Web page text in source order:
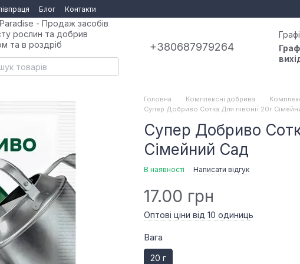
Блог Контакти
- Продаж засобів
рослин та добрив
та в роздріб
+380687979264
Головна Комплексні добрива
Супер Добриво Сотка Для півонії 20г
Супер Добриво
Сімейний Сад
В наявності Написати відгук
17.00 грн
Оптові ціни від 10 одиниць
Вага
20 г